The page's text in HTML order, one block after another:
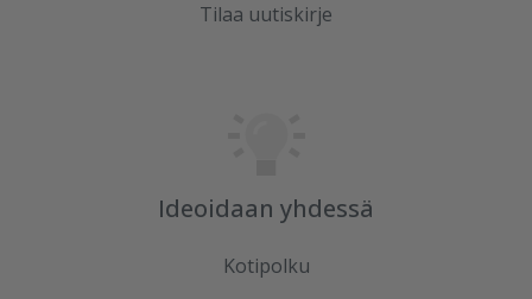
Tilaa uutiskirje
Ideoidaan yhdessä
Kotipolku